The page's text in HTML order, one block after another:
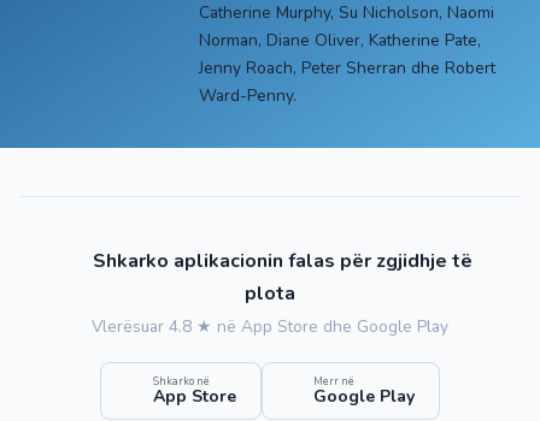
Catherine Murphy, Su Nicholson, Naomi
Norman, Diane Oliver, Katherine Pate,
Jenny Roach, Peter Sherran dhe Robert
Ward-Penny.
Shkarko aplikacionin falas për zgjidhje të
plota
Vlerësuar 4.8 ★ në App Store dhe Google Play
Shkarko në
App Store
Merr në
Google Play